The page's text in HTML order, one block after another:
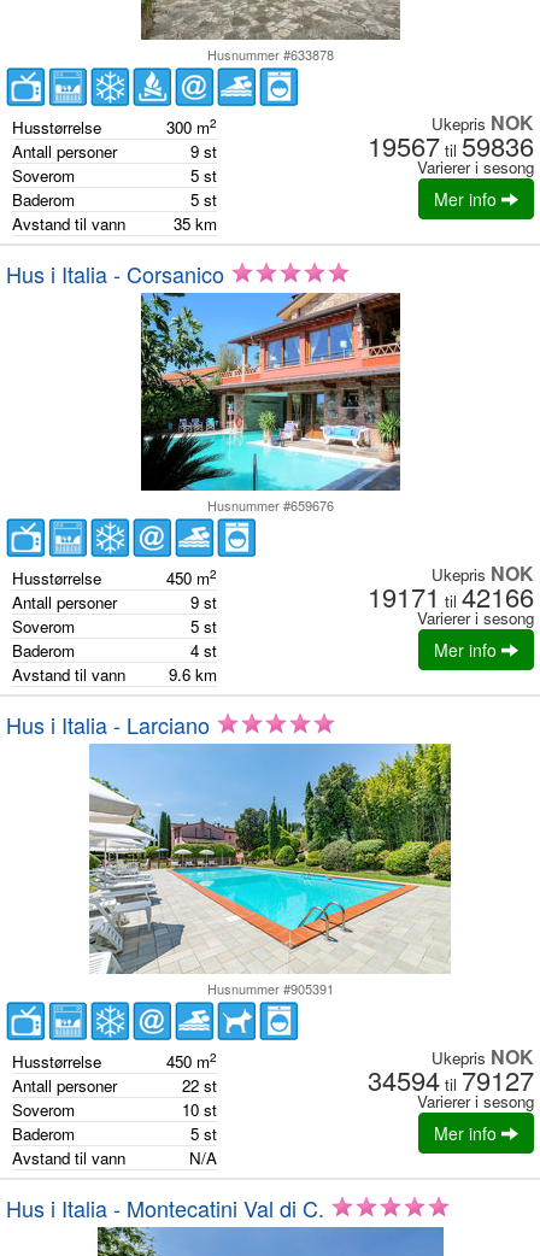
Husnummer #633878
Husstørrelse 300 m2
Antall personer 9 st
Soverom
5 st
Baderom
5 st
Avstand til vann
35 km
Ukepris NOK
19567 til 59836
Varierer i sesong
Mer info
Hus i Italia - Corsanico
Husnummer #659676
Husstørrelse 450 m2
Antall personer 9 st
Soverom
5 st
Baderom
4 st
Avstand til vann
9.6 km
Ukepris NOK
19171 til 42166
Varierer i sesong
Mer info
Hus i Italia - Larciano
Husnummer #905391
Husstørrelse 450 m2
Antall personer 22 st
Soverom
10 st
Baderom
5 st
Avstand til vann
N/A
Ukepris NOK
34594 til 79127
Varierer i sesong
Mer info
Hus i Italia - Montecatini Val di C.